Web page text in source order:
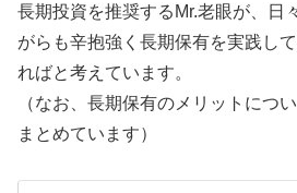
長期投資を推奨するMr.老眼が、日
がらも辛抱強く長期保有を実践し
ればと考えています。
（なお、長期保有のメリットにつ
まとめています）